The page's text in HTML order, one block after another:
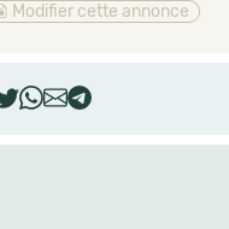
Modifier cette annonce